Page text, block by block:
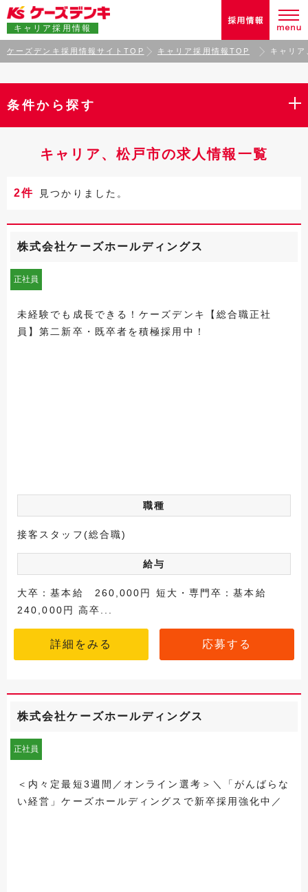
キャリア採用情報
ケーズデンキ採用情報サイトTOP キャリア採用情報TOP キャリ
条件から探す
キャリア、松戸市の求人情報一覧
2件 見つかりました。
株式会社ケーズホールディングス
正社員
未経験でも成長できる！ケーズデンキ【総合職正社
員】第二新卒・既卒者を積極採用中！
職種
接客スタッフ(総合職)
給与
大卒：基本給 260,000円 短大・専門卒：基本給
240,000円 高卒...
詳細をみる 応募する
株式会社ケーズホールディングス
正社員
＜内々定最短3週間／オンライン選考＞＼「がんばらな
い経営」ケーズホールディングスで新卒採用強化中／